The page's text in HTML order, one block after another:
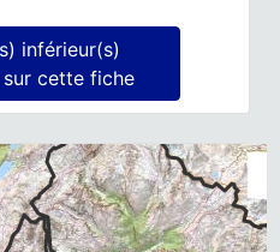
inférieur(s)
agrégé(s) sur cette fiche